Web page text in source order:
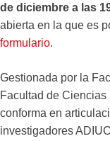
de diciembre a las
abierta en la que es
formulario.
Gestionada por la
Facultad de
conforma en
investigadores